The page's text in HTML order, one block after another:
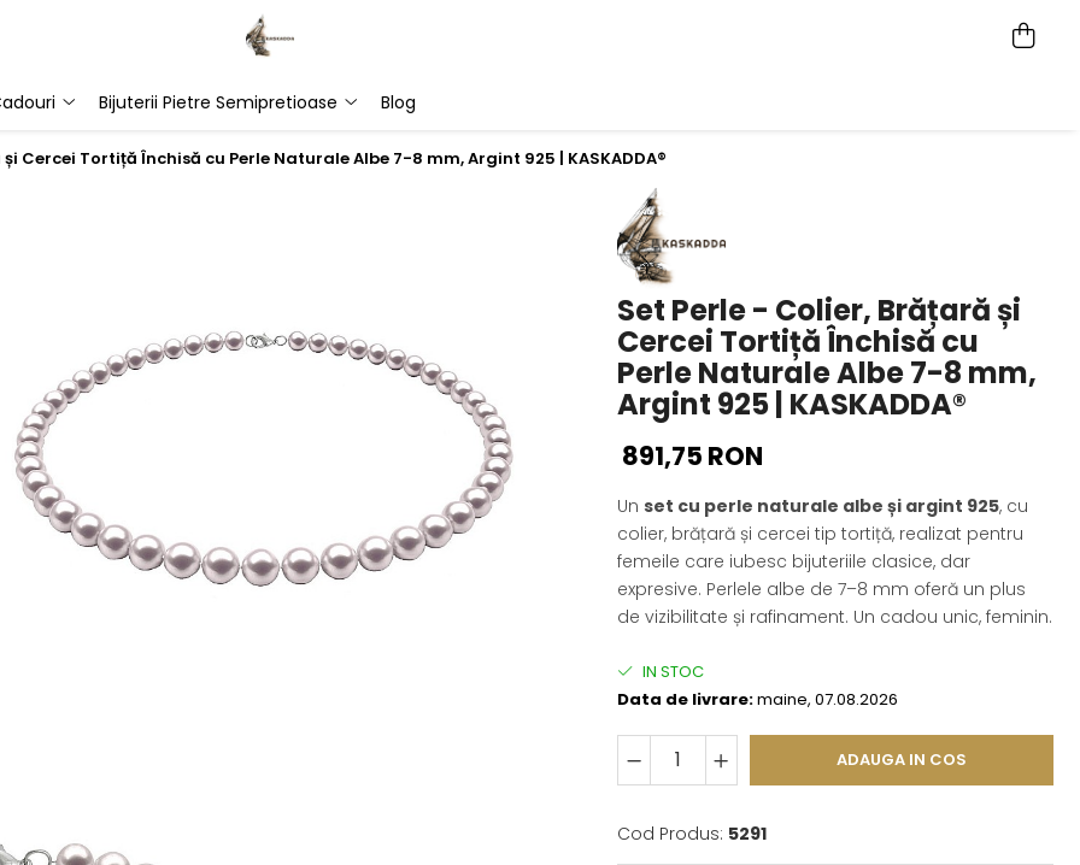
Bijuterii Pietre Semipretioase Blog
Cercei Tortiță Închisă cu Perle Naturale Albe 7-8 mm, Argint 925 | KASKADDA®
Set Perle - Colier, Brățară și
Cercei Tortiță Închisă cu
Perle Naturale Albe 7-8 mm,
Argint 925 | KASKADDA®
891,75 RON
Unset cu perle naturale albe și argint 925, cu
colier, brățară și cercei tip tortiță, realizat pentru
femeile care iubesc bijuteriile clasice, dar
expresive. Perlele albe de 7–8 mm oferă un plus
de vizibilitate și rafinament. Un cadou unic, feminin.
IN STOC
Data de livrare:maine, 07.08.2026
ADAUGA IN COS
Cod Produs: 5291